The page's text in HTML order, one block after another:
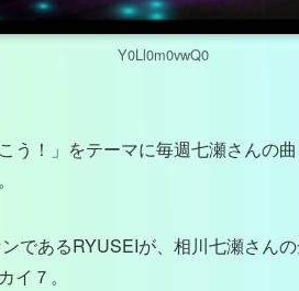
Y0Ll0m0vwQ0
う！」をテーマに毎週七瀬さんの
であるRYUSEIが、相川七瀬さん
イ７。